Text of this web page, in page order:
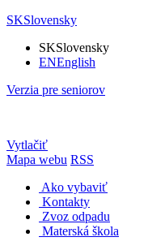
SKSlovensky
SKSlovensky
ENEnglish
Verzia pre seniorov
Vytlačiť
Mapa webu RSS
Ako vybaviť
Kontakty
Zvoz odpadu
Materská škola